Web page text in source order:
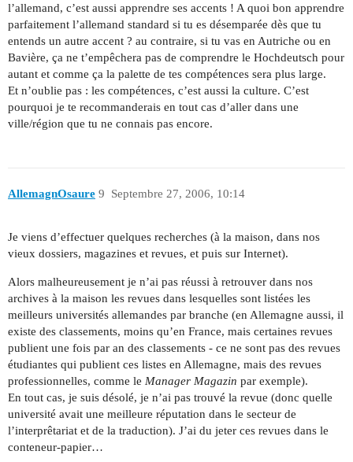
l’allemand, c’est aussi apprendre ses accents ! A quoi bon apprendre
parfaitement l’allemand standard si tu es désemparée dès que tu
entends un autre accent ? au contraire, si tu vas en Autriche ou en
Bavière, ça ne t’empêchera pas de comprendre le Hochdeutsch pour
autant et comme ça la palette de tes compétences sera plus large.
Et n’oublie pas : les compétences, c’est aussi la culture. C’est
pourquoi je te recommanderais en tout cas d’aller dans une
ville/région que tu ne connais pas encore.
AllemagnOsaure Septembre 27, 2006, 10:14
9
Je viens d’effectuer quelques recherches (à la maison, dans nos
vieux dossiers, magazines et revues, et puis sur Internet).
Alors malheureusement je n’ai pas réussi à retrouver dans nos
archives à la maison les revues dans lesquelles sont listées les
meilleurs universités allemandes par branche (en Allemagne aussi, il
existe des classements, moins qu’en France, mais certaines revues
publient une fois par an des classements - ce ne sont pas des revues
étudiantes qui publient ces listes en Allemagne, mais des revues
professionnelles, comme le Manager Magazin par exemple).
En tout cas, je suis désolé, je n’ai pas trouvé la revue (donc quelle
université avait une meilleure réputation dans le secteur de
l’interprêtariat et de la traduction). J’ai du jeter ces revues dans le
conteneur-papier…